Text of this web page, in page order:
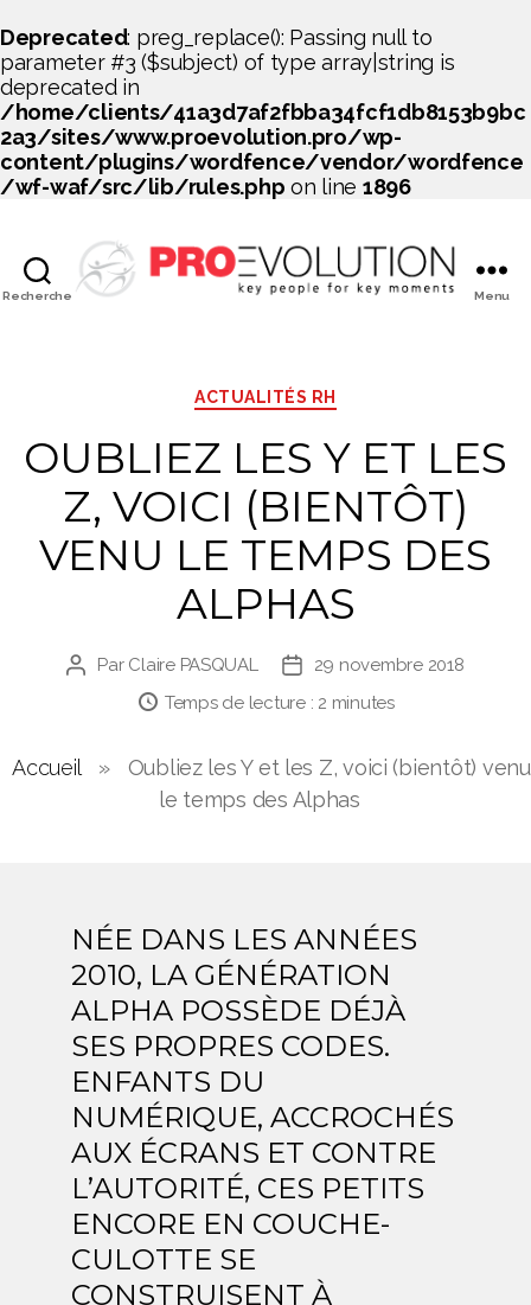
Deprecated: preg_replace(): Passing null to
parameter #3 ($subject) of type array|string is
deprecated in
/home/clients/41a3d7af2fbba34fcf1db8153b9bc
2a3/sites/www.proevolution.pro/wp-
content/plugins/wordfence/vendor/wordfence
/wf-waf/src/lib/rules.php on line 1896
Recherche Menu
Catégories
ACTUALITÉS RH
OUBLIEZ LES Y ET LES
Z, VOICI (BIENTÔT)
VENU LE TEMPS DES
ALPHAS
Auteur
Par Claire PASQUAL
Date29 novembre 2018
Temps de lecture : 2 minutes
Accueil »
Oubliez les Y et les Z, voici (bientôt) venu
le temps des Alphas
NÉE DANS LES ANNÉES
2010, LA GÉNÉRATION
ALPHA POSSÈDE DÉJÀ
SES PROPRES CODES.
ENFANTS DU
NUMÉRIQUE, ACCROCHÉS
AUX ÉCRANS ET CONTRE
L’AUTORITÉ, CES PETITS
ENCORE EN COUCHE-
CULOTTE SE
CONSTRUISENT À